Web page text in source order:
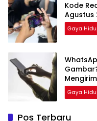
Kode
Agustus
Gaya
Gaya
Pos Terbaru